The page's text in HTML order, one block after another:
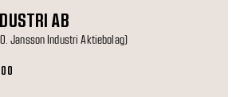
AB
Jansson Industri Aktiebolag)